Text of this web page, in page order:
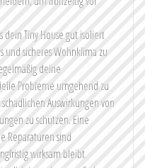
dein Tiny House gut isoliert
sicheres Wohnklima zu
deine
Probleme umgehend zu
Auswirkungen von
zu schützen. Eine
Reparaturen sind
wirksam bleibt.